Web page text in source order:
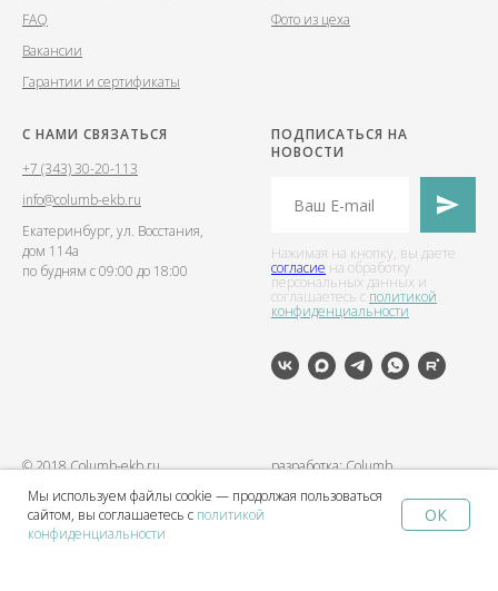
Home Catalog Cart
Мы используем файлы cookie — продолжая пользоваться
сайтом, вы соглашаетесь с политикой
конфиденциальности
ОК
FAQ
Вакансии
Гарантии и сертификаты
Фото из цеха
С НАМИ СВЯЗАТЬСЯ
+7 (343) 30-20-113
info@columb-ekb.ru
Екатеринбург, ул. Восстания,
дом 114а
по будням с 09:00 до 18:00
ПОДПИСАТЬСЯ НА
НОВОСТИ
Нажимая на кнопку, вы даете
согласие на обработку
персональных данных и
соглашаетесь c политикой
конфиденциальности
© 2018 Columb-ekb.ru разработка: Columb